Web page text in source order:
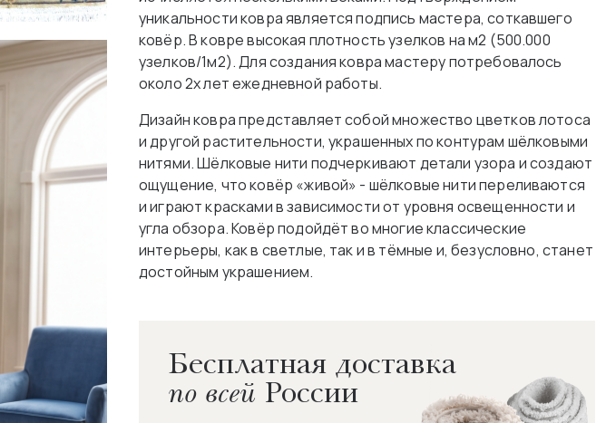
уникальности ковра является подпись мастера, соткавшего
ковёр. В ковре высокая плотность узелков на м2 (500.000
узелков/1м2). Для создания ковра мастеру потребовалось
около 2х лет ежедневной работы.
Дизайн ковра представляет собой множество цветков лотоса
и другой растительности, украшенных по контурам шёлковыми
нитями. Шёлковые нити подчеркивают детали узора и создают
ощущение, что ковёр «живой» - шёлковые нити переливаются
и играют красками в зависимости от уровня освещенности и
угла обзора. Ковёр подойдёт во многие классические
интерьеры, как в светлые, так и в тёмные и, безусловно, станет
достойным украшением.
Бесплатная доставка
по всей России